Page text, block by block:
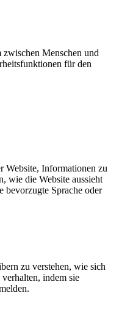
Menschen und
für den
Website, Informationen zu
wie die Website aussieht
Sprache oder
zu verstehen, wie sich
indem sie